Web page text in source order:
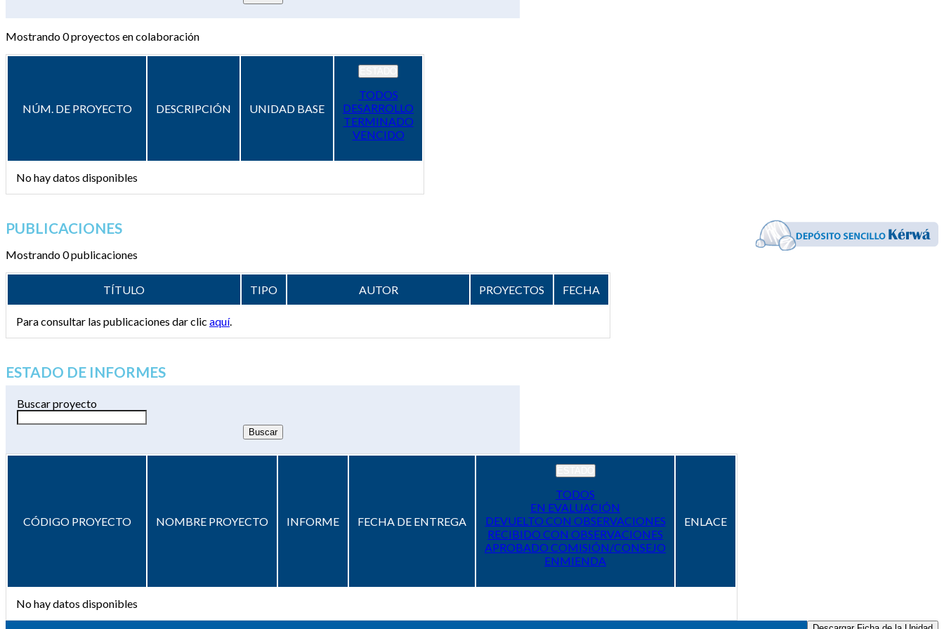
Mostrando0proyectos en colaboración
NÚM. DE PROYECTO DESCRIPCIÓN UNIDAD BASE
TODOS
DESARROLLO
TERMINADO
VENCIDO
No hay datos disponibles
PUBLICACIONES
Mostrando 0 publicaciones
TÍTULO TIPO AUTOR PROYECTOS FECHA
Para consultar las publicaciones dar clic aquí.
ESTADO DE INFORMES
Buscar proyecto
CÓDIGO PROYECTO NOMBRE PROYECTO INFORME FECHA DE ENTREGA
TODOS
EN EVALUACIÓN
DEVUELTO CON OBSERVACIONES
RECIBIDO CON OBSERVACIONES
APROBADO COMISIÓN/CONSEJO
ENMIENDA
ENLACE
No hay datos disponibles